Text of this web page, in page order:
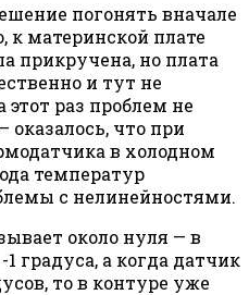
погонять вначале
к материнской плате
прикручена, но плата
и тут не
этот раз проблем не
что при
в холодном
температур
с нелинейностями.
около нуля — в
градуса, а когда датчик
то в контуре уже